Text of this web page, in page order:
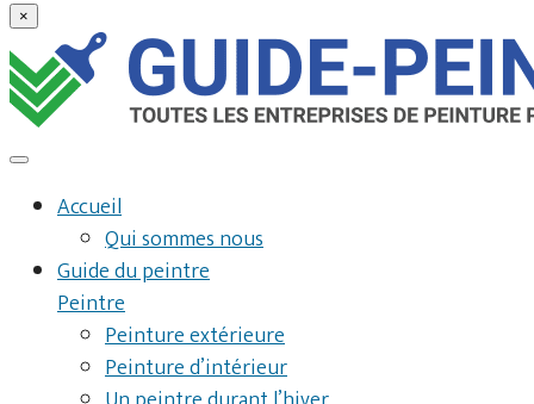
×
Accueil
Qui sommes nous
Guide du peintre
Peintre
Peinture extérieure
Peinture d’intérieur